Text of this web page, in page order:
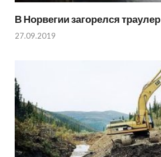
В Норвегии загорелся траулер
27.09.2019